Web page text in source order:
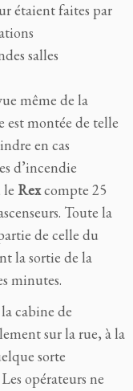
étaient faites par
salles
même de la
montée de telle
en cas
d’incendie
le Rexcompte 25
Toute la
de celle du
la sortie de la
minutes.
cabine de
sur la rue, à la
sorte
opérateurs ne